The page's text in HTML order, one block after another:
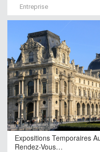
Entreprise
Expositions Temporaires
Rendez-Vous…